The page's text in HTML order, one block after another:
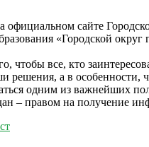
официальном сайте
«Городской округ
чтобы все, кто
решения, а в особенности,
одним из важнейших
– правом на получение